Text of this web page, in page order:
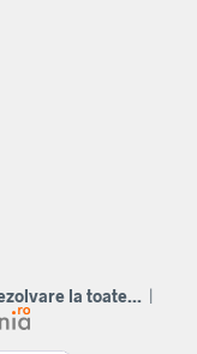
la toate... |